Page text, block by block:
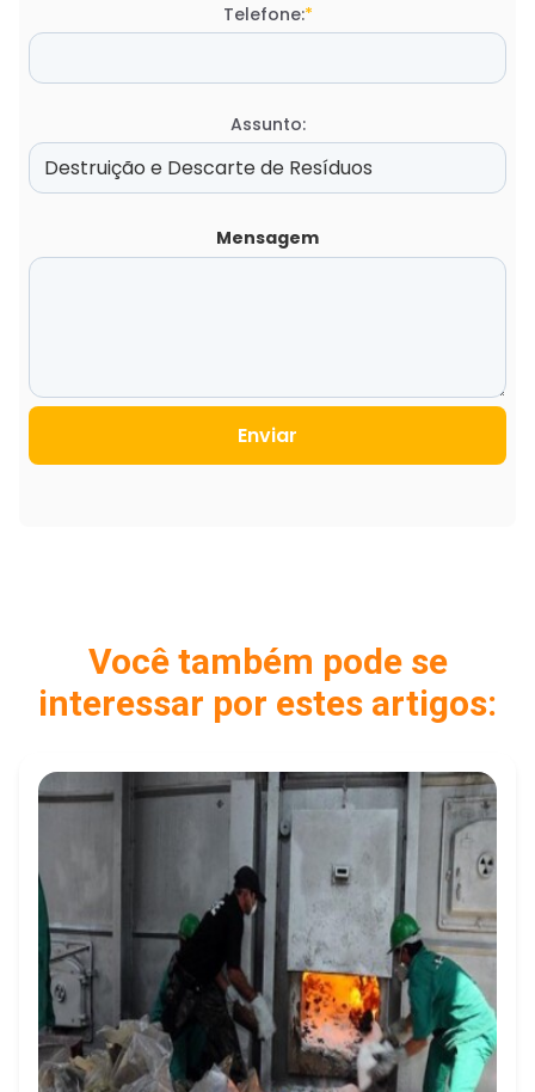
Telefone:*
Assunto:
Mensagem
Enviar
Você também pode se
interessar por estes artigos: